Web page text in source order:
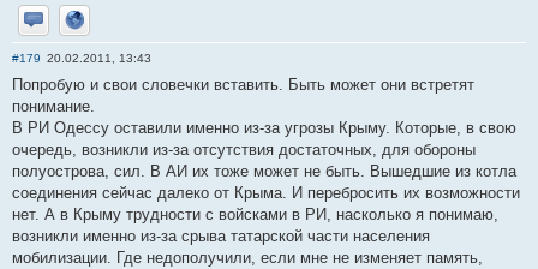
Отправить личное сообщение
Сайт
#179 20.02.2011, 13:43
Попробую и свои словечки вставить. Быть может они встретят
понимание.
В РИ Одессу оставили именно из-за угрозы Крыму. Которые, в свою
очередь, возникли из-за отсутствия достаточных, для обороны
полуострова, сил. В АИ их тоже может не быть. Вышедшие из котла
соединения сейчас далеко от Крыма. И перебросить их возможности
нет. А в Крыму трудности с войсками в РИ, насколько я понимаю,
возникли именно из-за срыва татарской части населения
мобилизации. Где недополучили, если мне не изменяет память,